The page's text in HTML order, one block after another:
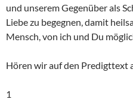
und unserem Gegenüber als
Liebe zu begegnen, damit
Mensch, von ich und Du
Hören wir auf den Predigttext
1